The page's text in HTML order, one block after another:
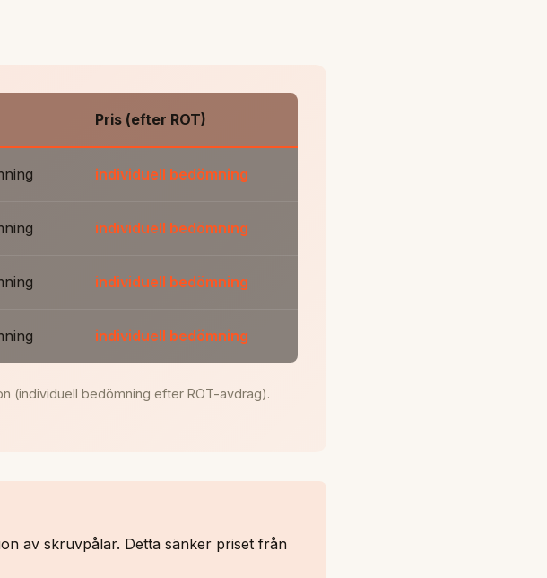
Pris (efter ROT)
individuell bedömning
individuell bedömning
individuell bedömning
individuell bedömning
(individuell bedömning efter ROT-avdrag).
av skruvpålar. Detta sänker priset från